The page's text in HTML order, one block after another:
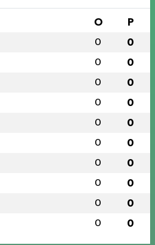
O P
0 0
0 0
0 0
0 0
0 0
0 0
0 0
0 0
0 0
0 0